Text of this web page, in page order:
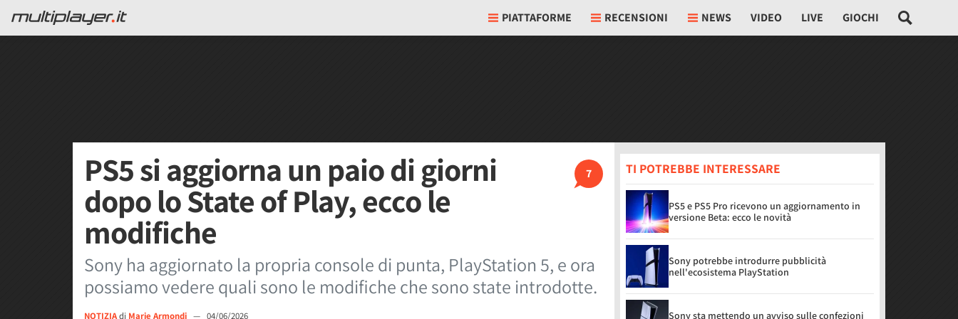
PIATTAFORME RECENSIONI NEWS VIDEO LIVE GIOCHI
7
PS5 si aggiorna un paio di giorni
dopo lo State of Play, ecco le
modifiche
Sony ha aggiornato la propria console di punta, PlayStation 5, e ora
possiamo vedere quali sono le modifiche che sono state introdotte.
NOTIZIAdi Marie Armondi — 04/06/2026
TI POTREBBE INTERESSARE
PS5 e PS5 Pro ricevono un aggiornamento in
versione Beta: ecco le novità
Sony potrebbe introdurre pubblicità
nell'ecosistema PlayStation
Sony sta mettendo un avviso sulle confezioni